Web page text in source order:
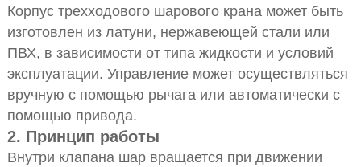
Корпус трехходового шарового крана может быть
изготовлен из латуни, нержавеющей стали или
ПВХ, в зависимости от типа жидкости и условий
эксплуатации. Управление может осуществляться
вручную с помощью рычага или автоматически с
помощью привода.
2. Принцип работы
Внутри клапана шар вращается при движении